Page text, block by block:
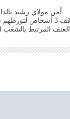
أمن مولاي رشيد
يوقف 3 أشخاص
العنف المرتبط بالشغب